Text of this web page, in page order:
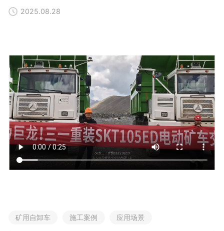
2025.08.28
矿用自卸车 施工案例 应用场景